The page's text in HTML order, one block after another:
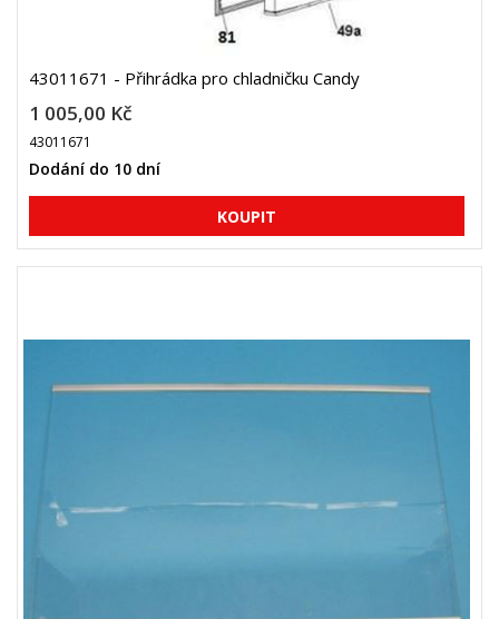
43011671 - Přihrádka pro chladničku Candy
1 005,00 Kč
43011671
Dodání do 10 dní